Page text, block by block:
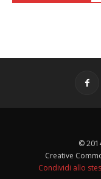
©
Creative
Condividi allo